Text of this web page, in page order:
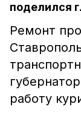
поделился
Ремонт
работу